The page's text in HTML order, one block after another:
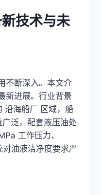
技术与未
不断深入。本文介
新进展。行业背景
沿海船厂 区域，船
泛，配套液压油处
工作压力、
油液洁净度要求严